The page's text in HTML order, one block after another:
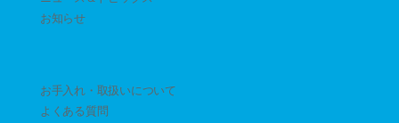
​お知らせ
お手入れ・取扱いについて
よくある質問